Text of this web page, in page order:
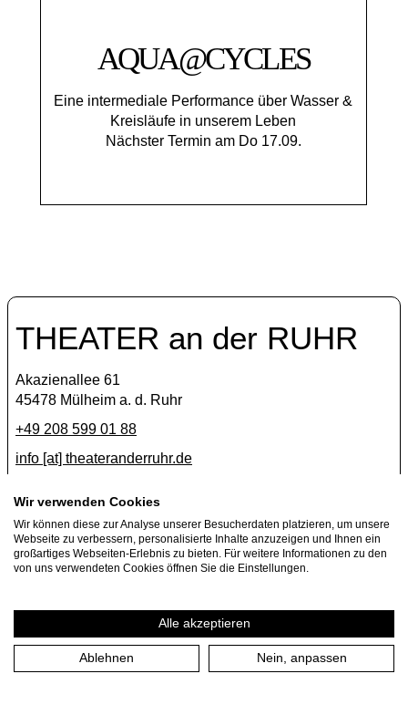
AQUA@CYCLES
Eine intermediale Performance über Wasser &
Kreisläufe in unserem Leben
Nächster Termin am Do 17.09.
THEATER an der RUHR
Akazienallee 61
45478 Mülheim a. d. Ruhr
+49 208 599 01 88
info [​at​] theateranderruhr.de
Facebook
Instagram
Newsletter
Datenschutzerklärung Cookie-Einstellungen
Wir verwenden Cookies
Wir können diese zur Analyse unserer Besucherdaten platzieren, um unsere
Webseite zu verbessern, personalisierte Inhalte anzuzeigen und Ihnen ein
großartiges Webseiten-Erlebnis zu bieten. Für weitere Informationen zu den
von uns verwendeten Cookies öffnen Sie die Einstellungen.
Alle akzeptieren
Ablehnen Nein, anpassen